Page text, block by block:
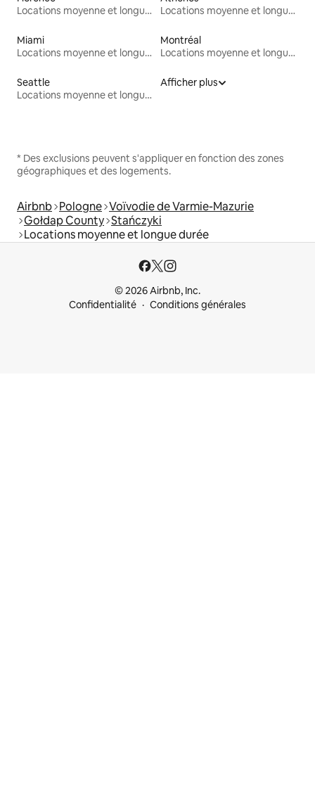
Locations moyenne et longue durée
Locations moyenne et longue durée
Miami
Locations moyenne et longue durée
Montréal
Locations moyenne et longue durée
Seattle
Locations moyenne et longue durée
Afficher plus
* Des exclusions peuvent s'appliquer en fonction des zones
géographiques et des logements.
Airbnb Pologne Voïvodie de Varmie-Mazurie
Gołdap County Stańczyki
Locations moyenne et longue durée
© 2026 Airbnb, Inc.
Confidentialité
Conditions générales